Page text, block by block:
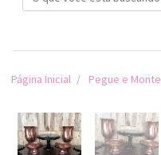
Página Inicial Pegue e Monte